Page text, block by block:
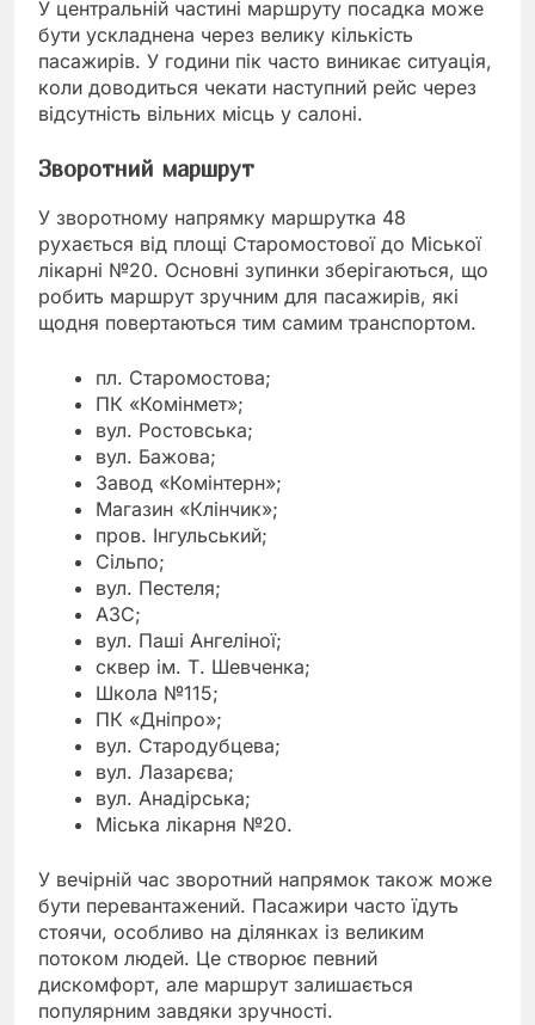
У центральній частині маршруту посадка може
бути ускладнена через велику кількість
пасажирів. У години пік часто виникає ситуація,
коли доводиться чекати наступний рейс через
відсутність вільних місць у салоні.
Зворотний маршрут
У зворотному напрямку маршрутка 48
рухається від площі Старомостової до Міської
лікарні №20. Основні зупинки зберігаються, що
робить маршрут зручним для пасажирів, які
щодня повертаються тим самим транспортом.
пл. Старомостова;
ПК «Комінмет»;
вул. Ростовська;
вул. Бажова;
Завод «Комінтерн»;
Магазин «Клінчик»;
пров. Інгульський;
Сільпо;
вул. Пестеля;
АЗС;
вул. Паші Ангеліної;
сквер ім. Т. Шевченка;
Школа №115;
ПК «Дніпро»;
вул. Стародубцева;
вул. Лазарєва;
вул. Анадірська;
Міська лікарня №20.
У вечірній час зворотний напрямок також може
бути перевантажений. Пасажири часто їдуть
стоячи, особливо на ділянках із великим
потоком людей. Це створює певний
дискомфорт, але маршрут залишається
популярним завдяки зручності.